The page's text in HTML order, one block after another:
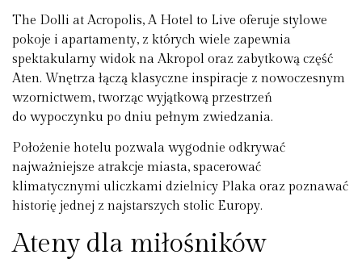
The Dolli at Acropolis, A Hotel to Live oferuje stylowe
pokoje i apartamenty, z których wiele zapewnia
spektakularny widok na Akropol oraz zabytkową część
Aten. Wnętrza łączą klasyczne inspiracje z nowoczesnym
wzornictwem, tworząc wyjątkową przestrzeń
do wypoczynku po dniu pełnym zwiedzania.
Położenie hotelu pozwala wygodnie odkrywać
najważniejsze atrakcje miasta, spacerować
klimatycznymi uliczkami dzielnicy Plaka oraz poznawać
historię jednej z najstarszych stolic Europy.
Ateny dla miłośników